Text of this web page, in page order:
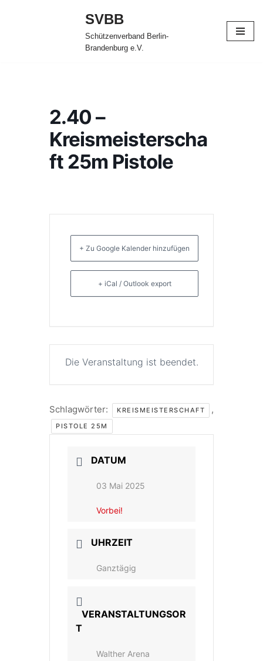
SVBB
Schützenverband Berlin-
Brandenburg e.V.
2.40 –
Kreismeisterscha
ft 25m Pistole
+ Zu Google Kalender hinzufügen
+ iCal / Outlook export
Die Veranstaltung ist beendet.
Schlagwörter: KREISMEISTERSCHAFT ,
PISTOLE 25M
DATUM
03 Mai 2025
Vorbei!
UHRZEIT
Ganztägig
VERANSTALTUNGSOR
T
Walther Arena